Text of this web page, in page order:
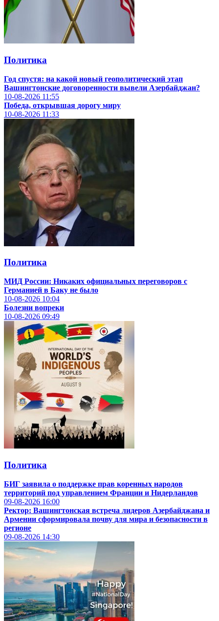
Политика
Год спустя: на какой новый геополитический этап
Вашингтонские договоренности вывели Азербайджан?
10-08-2026 11:55
Победа, открывшая дорогу миру
10-08-2026 11:33
Политика
МИД России: Никаких официальных переговоров с
Германией в Баку не было
10-08-2026 10:04
Болезни вопреки
10-08-2026 09:49
Политика
БИГ заявила о поддержке прав коренных народов
территорий под управлением Франции и Нидерландов
09-08-2026 16:00
Ректор: Вашингтонская встреча лидеров Азербайджана и
Армении сформировала почву для мира и безопасности в
регионе
09-08-2026 14:30